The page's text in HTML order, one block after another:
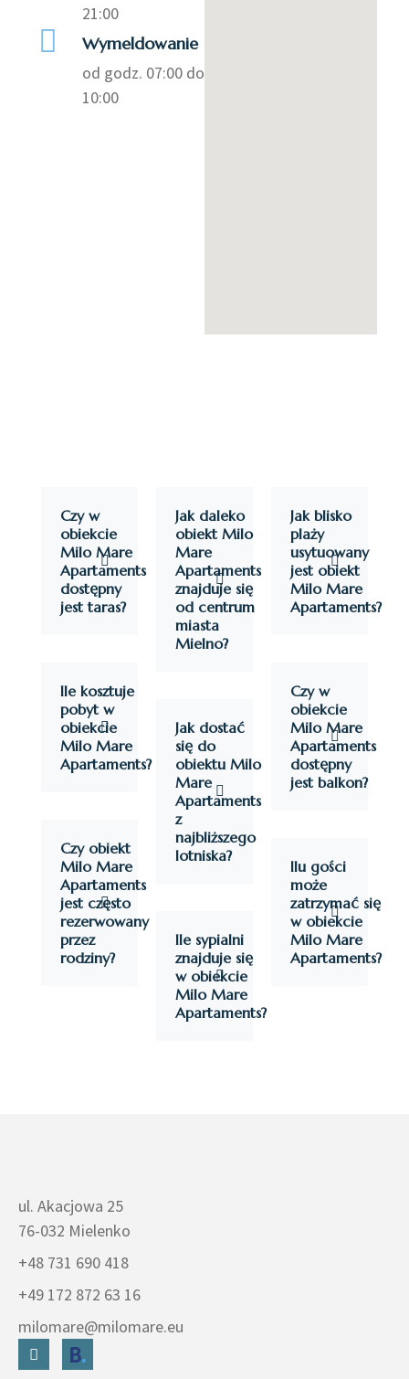
21:00
Wymeldowanie
od godz. 07:00 do
10:00
Czy w
obiekcie
Milo Mare
Apartaments
dostępny
jest taras?
Ile kosztuje
pobyt w
obiekcie
Milo Mare
Apartaments?
Czy obiekt
Milo Mare
Apartaments
jest często
rezerwowany
przez
rodziny?
Jak daleko
obiekt Milo
Mare
Apartaments
znajduje się
od centrum
miasta
Mielno?
Jak dostać
się do
obiektu Milo
Mare
Apartaments
z
najbliższego
lotniska?
Ile sypialni
znajduje się
w obiekcie
Milo Mare
Apartaments?
Jak blisko
plaży
usytuowany
jest obiekt
Milo Mare
Apartaments?
Czy w
obiekcie
Milo Mare
Apartaments
dostępny
jest balkon?
Ilu gości
może
zatrzymać się
w obiekcie
Milo Mare
Apartaments?
ul. Akacjowa 25
76-032 Mielenko
+48 731 690 418
+49 172 872 63 16
milomare@milomare.eu